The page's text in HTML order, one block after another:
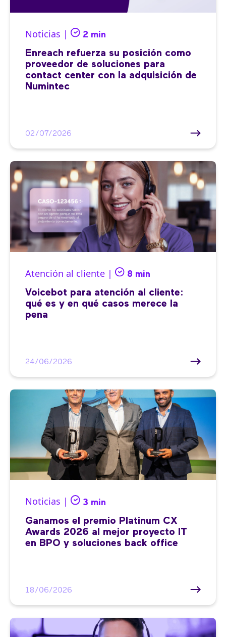
Noticias | 2 min
Enreach refuerza su posición como
proveedor de soluciones para
contact center con la adquisición de
Numintec
02/07/2026
Atención al cliente | 8 min
Voicebot para atención al cliente:
qué es y en qué casos merece la
pena
24/06/2026
Noticias | 3 min
Ganamos el premio Platinum CX
Awards 2026 al mejor proyecto IT
en BPO y soluciones back office
18/06/2026